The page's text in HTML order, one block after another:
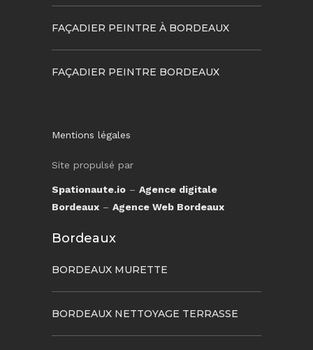
FAÇADIER PEINTRE À BORDEAUX
FAÇADIER PEINTRE BORDEAUX
Mentions légales
Site propulsé par
Spationaute.io – Agence digitale
Bordeaux – Agence Web Bordeaux
Bordeaux
BORDEAUX MURETTE
BORDEAUX NETTOYAGE TERRASSE